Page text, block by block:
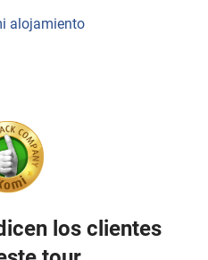
alojamiento
los clientes